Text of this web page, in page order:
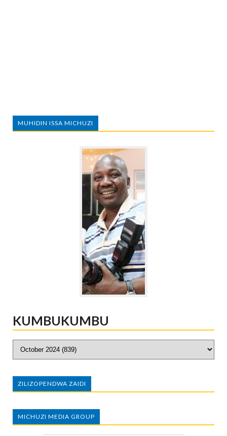
MUHIDIN ISSA MICHUZI
KUMBUKUMBU
ZILIZOPENDWA ZAIDI
MICHUZI MEDIA GROUP